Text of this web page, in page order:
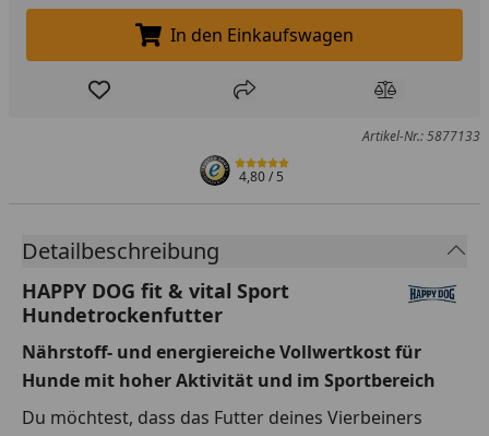
In den Einkaufswagen legen
In den Einkaufswagen
Produkt zur Wunschliste hinzufügen
Teilen Produkt
Artikel-Nr.: 5877133
4,80/ 5
Detailbeschreibung
HAPPY DOG fit & vital Sport
Hundetrockenfutter
Nährstoff- und energiereiche Vollwertkost für
Hunde mit hoher Aktivität und im Sportbereich
Du möchtest, dass das Futter deines Vierbeiners